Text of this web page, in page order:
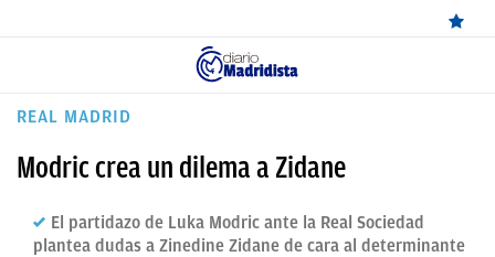
ÚLTIMAS
MADRID
REAL MADRID
Modric crea un dilema a Zidane
El partidazo de Luka Modric ante la Real Sociedad
plantea dudas a Zinedine Zidane de cara al determinante